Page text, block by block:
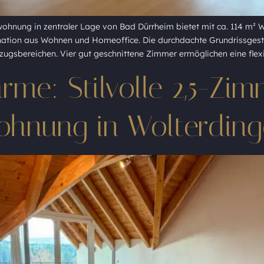
in zentraler Lage von Bad Dürrheim bietet mit ca. 114 m²
aus Wohnen und Homeoffice. Die durchdachte
Vier gut geschnittene Zimmer ermöglichen eine
Stilvolle 2,5-
in